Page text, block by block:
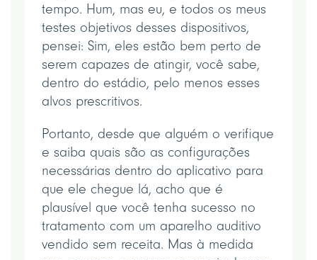
tempo. Hum, mas eu, e todos os meus
testes objetivos desses dispositivos,
pensei: Sim, eles estão bem perto de
serem capazes de atingir, você sabe,
dentro do estádio, pelo menos esses
alvos prescritivos.
Portanto, desde que alguém o verifique
e saiba quais são as configurações
necessárias dentro do aplicativo para
que ele chegue lá, acho que é
plausível que você tenha sucesso no
tratamento com um aparelho auditivo
vendido sem receita. Mas à medida